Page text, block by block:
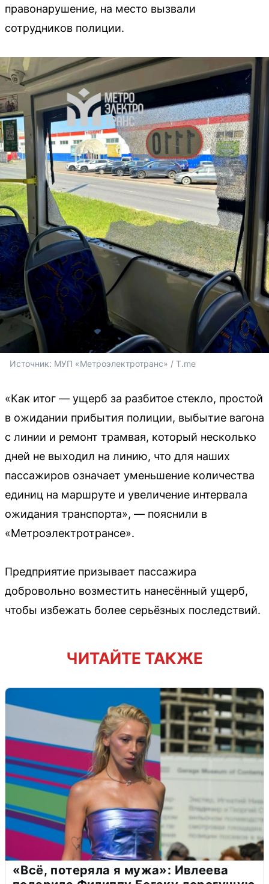
правонарушение, на место вызвали
сотрудников полиции.
Источник: МУП «Метроэлектротранс» / T.me
«Как итог — ущерб за разбитое стекло, простой
в ожидании прибытия полиции, выбытие вагона
с линии и ремонт трамвая, который несколько
дней не выходил на линию, что для наших
пассажиров означает уменьшение количества
единиц на маршруте и увеличение интервала
ожидания транспорта», — пояснили в
«Метроэлектротрансе».
Предприятие призывает пассажира
добровольно возместить нанесённый ущерб,
чтобы избежать более серьёзных последствий.
ЧИТАЙТЕ ТАКЖЕ
«Всё, потеряла я мужа»: Ивлеева